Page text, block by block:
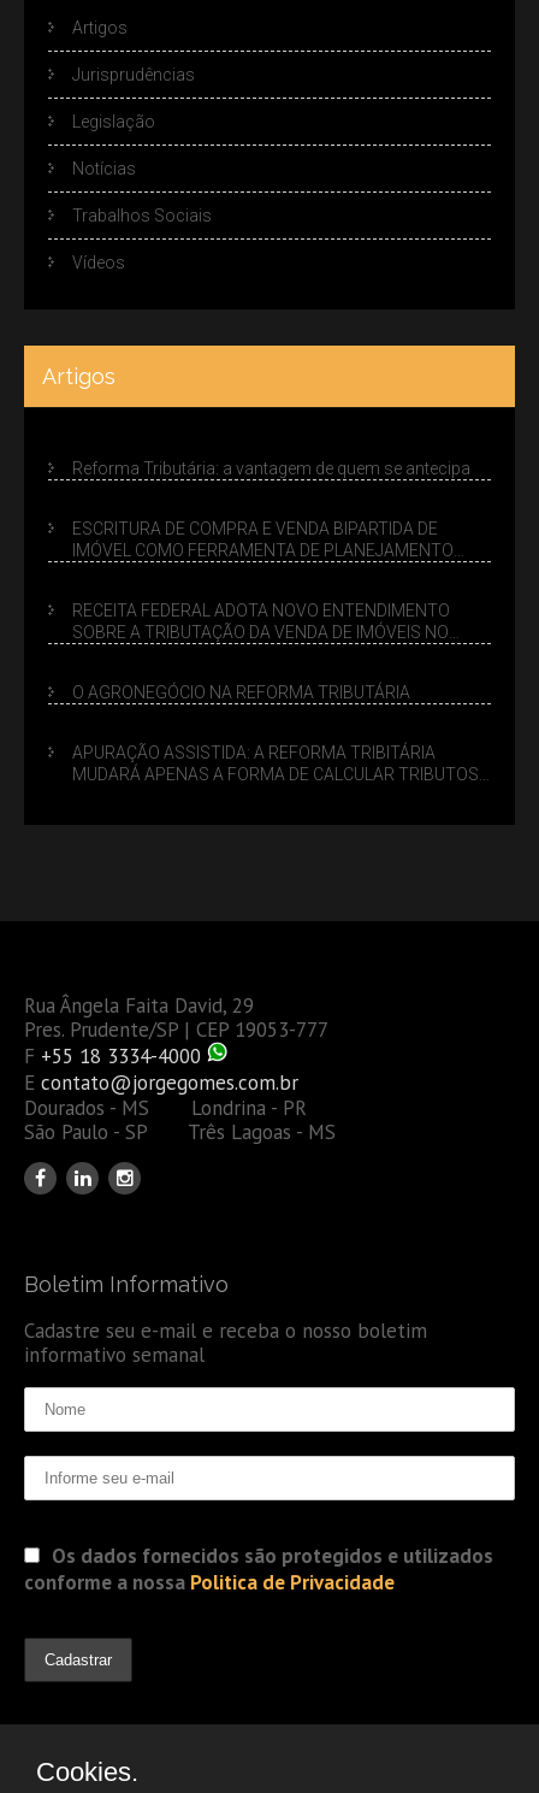
Artigos
Jurisprudências
Legislação
Notícias
Trabalhos Sociais
Vídeos
Artigos
Reforma Tributária: a vantagem de quem se antecipa
ESCRITURA DE COMPRA E VENDA BIPARTIDA DE
IMÓVEL COMO FERRAMENTA DE PLANEJAMENTO
RECEITA FEDERAL ADOTA NOVO ENTENDIMENTO
SOBRE A TRIBUTAÇÃO DA VENDA DE IMÓVEIS NO
O AGRONEGÓCIO NA REFORMA TRIBUTÁRIA
APURAÇÃO ASSISTIDA: A REFORMA TRIBITÁRIA
MUDARÁ APENAS A FORMA DE CALCULAR TRIBUTOS
Rua Ângela Faita David, 29
Pres. Prudente/SP | CEP 19053-777
F +55 18 3334-4000
E contato@jorgegomes.com.br
Dourados - MS Londrina - PR
São Paulo - SP Três Lagoas - MS
Boletim Informativo
Cadastre seu e-mail e receba o nosso boletim
informativo semanal
Os dados fornecidos são protegidos e utilizados
conforme a nossa Politica de Privacidade
Cookies.